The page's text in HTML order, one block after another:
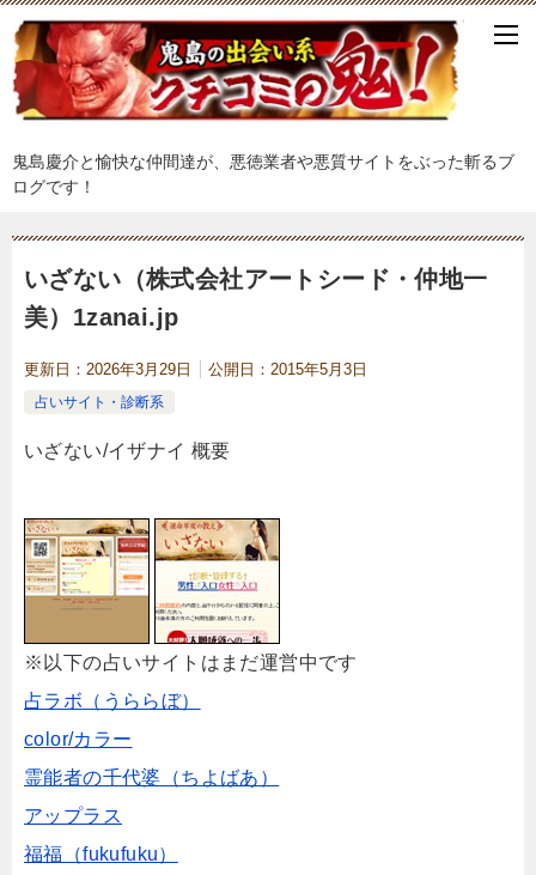
鬼島慶介と愉快な仲間達が、悪徳業者や悪質サイトをぶった斬るブ
ログです！
いざない（株式会社アートシード・仲地一
美）1zanai.jp
更新日： 2026年3月29日 公開日： 2015年5月3日
占いサイト・診断系
いざない/イザナイ 概要
※以下の占いサイトはまだ運営中です
占ラボ（うららぼ）
color/カラー
霊能者の千代婆（ちよばあ）
アップラス
福福（fukufuku）